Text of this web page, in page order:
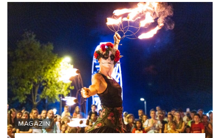
MAGAZIN